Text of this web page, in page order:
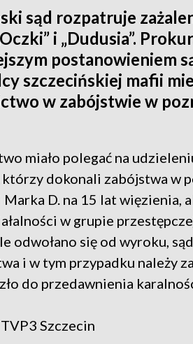
sąd rozpatruje
i „Dudusia”.
postanowieniem
szczecińskiej mafii
w zabójstwie w
miało polegać na
którzy dokonali zabójstwa w
D. na 15 lat więzienia,
w grupie
odwołano się od wyroku,
i w tym przypadku należy
do przedawnienia
TVP3 Szczecin